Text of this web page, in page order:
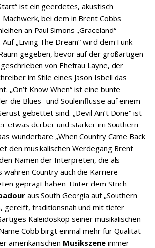
ist ein geerdetes, akustisch
bei dem in Brent Cobbs
an Paul Simons „Graceland“
„Living The Dream“ wird dem Funk
gegeben, bevor auf der großartigen
geschrieben von Ehefrau Layne, der
im Stile eines Jason Isbell das
„On’t Know When“ ist eine bunte
die Blues- und Souleinflüsse auf einem
gebettet sind. „Devil Ain’t Done“ ist
etwas derber und stärker im Southern
wunderbare „When Country Came Back
den musikalischen Werdegang Brent
Namen der Interpreten, die als
Country auch die Karriere
geprägt haben. Unter dem Strich
aus South Georgia auf „Southern
gereift, traditionsnah und mit tiefer
Kaleidoskop seiner musikalischen
Cobb birgt einmal mehr für Qualität
amerikanischen Musikszene immer